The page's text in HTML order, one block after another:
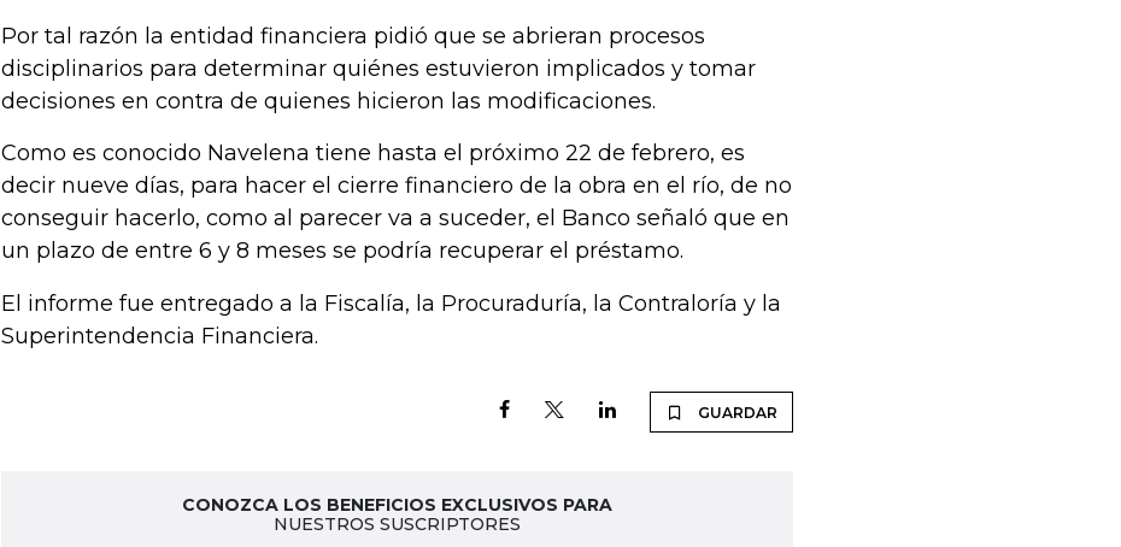
Por tal razón la entidad financiera pidió que se abrieran procesos
disciplinarios para determinar quiénes estuvieron implicados y tomar
decisiones en contra de quienes hicieron las modificaciones.
Como es conocido Navelena tiene hasta el próximo 22 de febrero, es
decir nueve días, para hacer el cierre financiero de la obra en el río, de no
conseguir hacerlo, como al parecer va a suceder, el Banco señaló que en
un plazo de entre 6 y 8 meses se podría recuperar el préstamo.
El informe fue entregado a la Fiscalía, la Procuraduría, la Contraloría y la
Superintendencia Financiera.
GUARDAR
CONOZCA LOS BENEFICIOS EXCLUSIVOS PARA
NUESTROS SUSCRIPTORES